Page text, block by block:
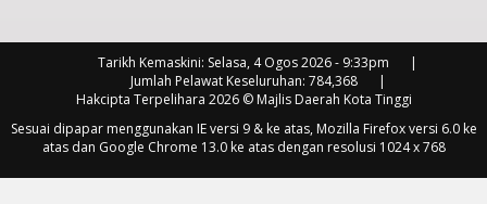
Tarikh Kemaskini: Selasa, 4 Ogos 2026 - 9:33pm
Jumlah Pelawat Keseluruhan: 784,368
Hakcipta Terpelihara 2026 © Majlis Daerah Kota Tinggi
Sesuai dipapar menggunakan IE versi 9 & ke atas, Mozilla Firefox versi 6.0 ke
atas dan Google Chrome 13.0 ke atas dengan resolusi 1024 x 768